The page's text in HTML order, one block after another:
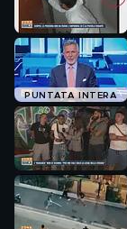
PUNTATA INTERA